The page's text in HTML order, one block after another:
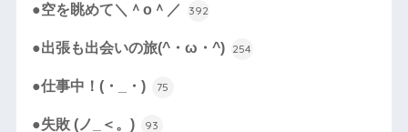
●空を眺めて＼＾o＾／ 392
●出張も出会いの旅(^・ω・^) 254
●仕事中！(・_・) 75
●失敗 (ノ_＜。) 93